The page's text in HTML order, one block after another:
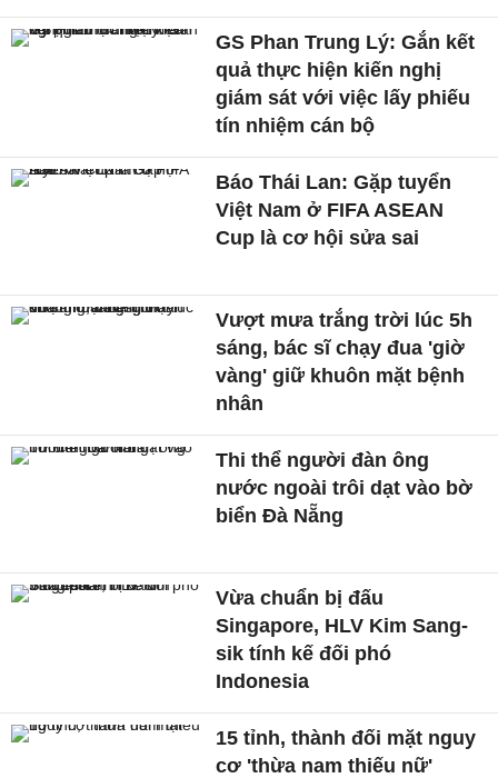
GS Phan Trung Lý: Gắn kết
quả thực hiện kiến nghị
giám sát với việc lấy phiếu
tín nhiệm cán bộ
Báo Thái Lan: Gặp tuyển
Việt Nam ở FIFA ASEAN
Cup là cơ hội sửa sai
Vượt mưa trắng trời lúc 5h
sáng, bác sĩ chạy đua 'giờ
vàng' giữ khuôn mặt bệnh
nhân
Thi thể người đàn ông
nước ngoài trôi dạt vào bờ
biển Đà Nẵng
Vừa chuẩn bị đấu
Singapore, HLV Kim Sang-
sik tính kế đối phó
Indonesia
15 tỉnh, thành đối mặt nguy
cơ 'thừa nam thiếu nữ'